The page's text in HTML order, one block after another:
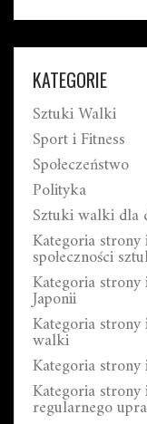
w praktykę
poprawie technik
zmusza do
tak prostego jak
trening i filozofię
KATEGORIE
Sztuki Walki
Sport i Fitness
Społeczeństwo
Polityka
Sztuki walki dla
Kategoria
społeczności
Kategoria
Japonii
Kategoria
walki
Kategoria
Kategoria
regularnego